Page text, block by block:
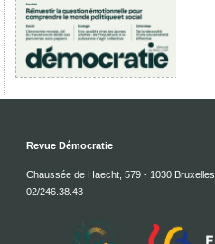
Revue Démocratie
Chaussée de Haecht, 579 - 1030 Bruxelles
02/246.38.43